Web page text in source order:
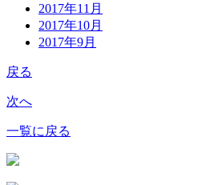
2017年11月
2017年10月
2017年9月
戻る
次へ
一覧に戻る